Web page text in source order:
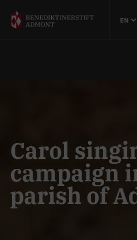
EN
Carol
campaign
parish of